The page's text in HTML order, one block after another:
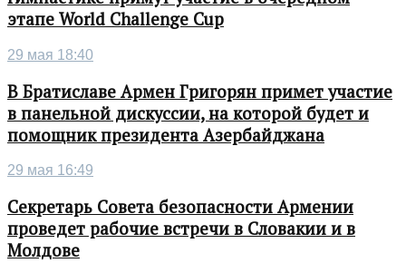
этапе World Challenge Cup
29 мая 18:40
В Братиславе Армен Григорян примет участие
в панельной дискуссии, на которой будет и
помощник президента Азербайджана
29 мая 16:49
Секретарь Совета безопасности Армении
проведет рабочие встречи в Словакии и в
Молдове